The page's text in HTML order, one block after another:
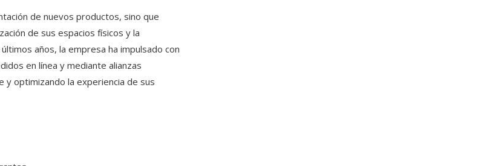
de nuevos productos, sino que
de sus espacios físicos y la
años, la empresa ha impulsado con
en línea y mediante alianzas
y optimizando la experiencia de sus